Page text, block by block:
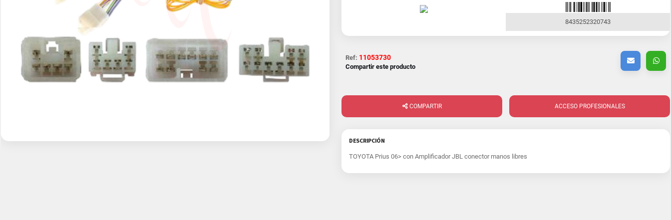
8435252320743
Ref: 11053730
Compartir este producto
COMPARTIR ACCESO PROFESIONALES
DESCRIPCIÓN
TOYOTA Prius 06> con Amplificador JBL conector manos libres